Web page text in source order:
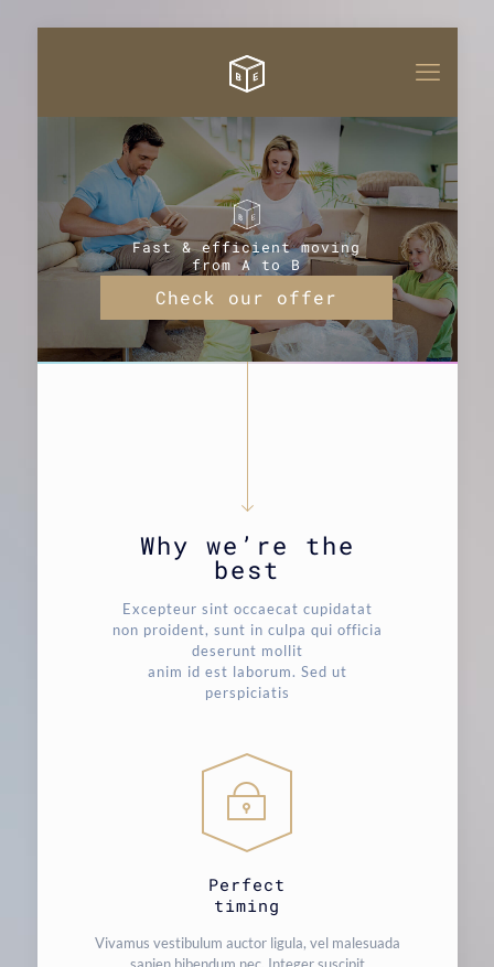
Fast & efficient moving
from A to B
Check our offer
Why we’re the
best
Excepteur sint occaecat cupidatat
non proident, sunt in culpa qui officia
deserunt mollit
anim id est laborum. Sed ut
perspiciatis
Perfect
timing
Vivamus vestibulum auctor ligula, vel malesuada